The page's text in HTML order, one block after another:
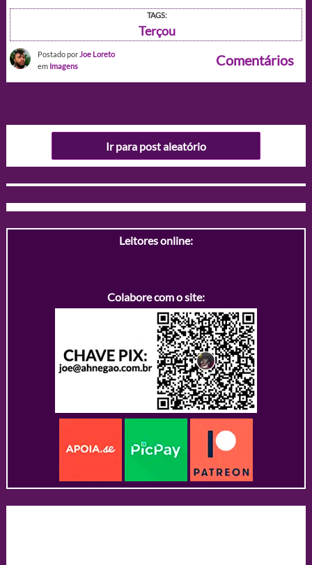
TAGS:
Terçou
Postado por Joe Loreto
em Imagens Comentários
Ir para post aleatório
Leitores online:
Colabore com o site: